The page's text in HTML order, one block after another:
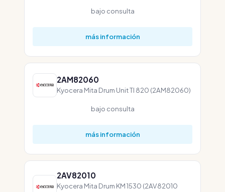
bajo consulta
más información
2AM82060
Kyocera Mita Drum Unit TI 820 (2AM82060)
bajo consulta
más información
2AV82010
Kyocera Mita Drum KM 1530 (2AV82010